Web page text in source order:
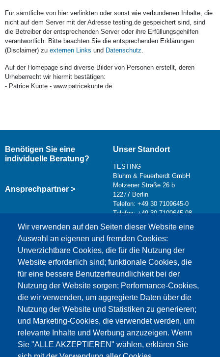
Für sämtliche von hier verlinkten oder sonst wie verbundenen Inhalte, die
nicht auf dem Server mit der Adresse testing.de gespeichert sind, sind
die Betreiber der entsprechenden Server oder ihre Erfüllungsgehilfen
verantwortlich. Bitte beachten Sie die entsprechenden Erklärungen
(Disclaimer) zu externen Links und Datenschutz
Auf der Homepage sind diverse Bilder von Personen erstellt, deren
Urheberrecht wir hiermit bestätigen:
- Patrice Kunte - www.patricekunte.de
Wir verwenden auf den Seiten dieser Website eine
Auswahl an eigenen und fremden Cookies:
Unverzichtbare Cookies, die für die Nutzung der
Website erforderlich sind; funktionale Cookies, die
für eine bessere Benutzerfreundlichkeit bei der
Nutzung der Website sorgen; Performance-Cookies,
die wir verwenden, um aggregierte Daten über die
Nutzung der Website und Statistiken zu generieren;
und Marketing-Cookies, die verwendet werden, um
relevante Inhalte und Werbung anzuzeigen. Wenn
Sie "ALLE AKZEPTIEREN" wählen, erklären Sie
Benötigen Sie eine
individuelle Beratung?
Ansprechpartner >
Unser Standort
TESTING
Bluhm & Feuerherdt GmbH
Motzener Straße 26 b
12277 Berlin
Telefon: +49 30 7109645-0
Telefax: +49 30 7109645-98
info@testing.de
Dieser Inhalt ist blockiert, da die Google Maps
Cookies nicht akzeptiert wurden.
NUR DIE GOOGLE MAPS COOKIES
AKZEPTIEREN.